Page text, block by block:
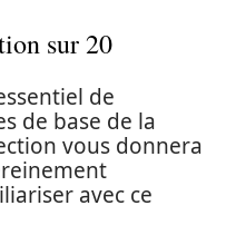
sur 20
de
de base de la
vous donnera
avec ce